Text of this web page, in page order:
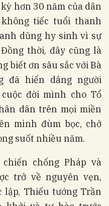
hơn 30 năm của dân
tiếc tuổi thanh
dũng hy sinh vì sự
thời, đây cũng là
biết ơn sâu sắc với Bà
đã hiến dâng người
đời mình cho Tổ
dân trên mọi miền
mình đùm bọc, chở
suốt nhiều năm.
chống Pháp và
trở về nguyên vẹn,
lập, Thiếu tướng Trần